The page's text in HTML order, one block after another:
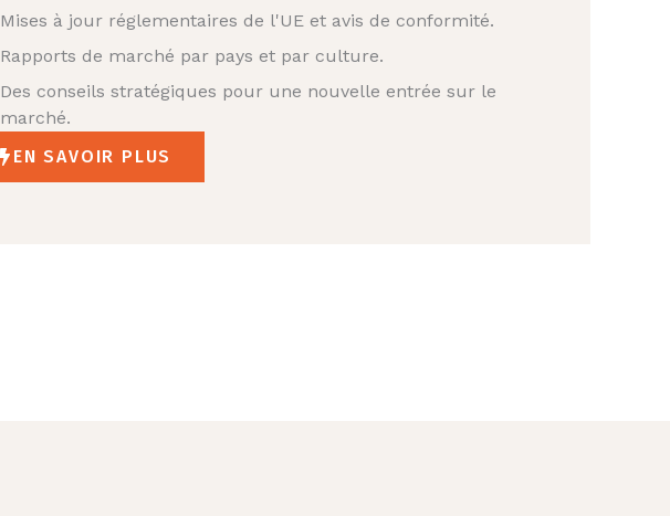
Mises à jour réglementaires de l'UE et avis de conformité.
Rapports de marché par pays et par culture.
Des conseils stratégiques pour une nouvelle entrée sur le
marché.
EN SAVOIR PLUS